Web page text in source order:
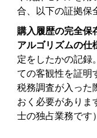
合、以下の証拠保
購入履歴の完全保
アルゴリズムの仕
定をしたかの記録
ての客観性を証明
税務調査が入った
おく必要がありま
士の独占業務です